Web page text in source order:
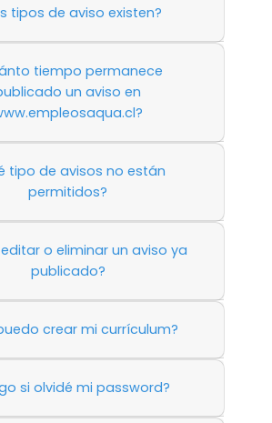
tipos de aviso existen?
tiempo permanece
un aviso en
tipo de avisos no están
permitidos?
o eliminar un aviso ya
publicado?
crear mi currículum?
si olvidé mi password?